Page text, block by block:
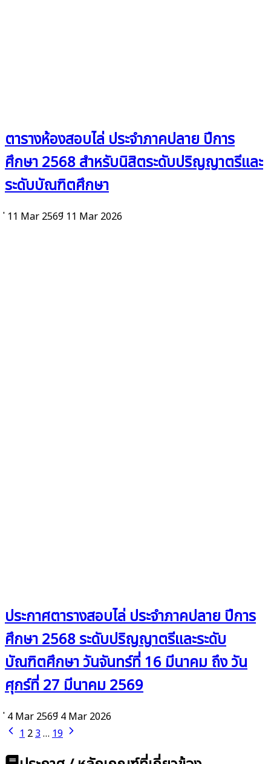
ตารางห้องสอบไล่ ประจำภาคปลาย ปีการ
ศึกษา 2568 สำหรับนิสิตระดับปริญญาตรีและ
ระดับบัณฑิตศึกษา
่ 11 Mar 2569 ่ 11 Mar 2026
ประกาศตารางสอบไล่ ประจำภาคปลาย ปีการ
ศึกษา 2568 ระดับปริญญาตรีและระดับ
บัณฑิตศึกษา วันจันทร์ที่ 16 มีนาคม ถึง วัน
ศุกร์ที่ 27 มีนาคม 2569
่ 4 Mar 2569 ่ 4 Mar 2026
1 23… 19